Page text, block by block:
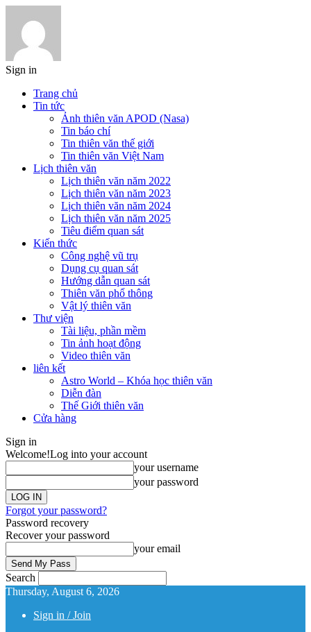
Sign in
Trang chủ
Tin tức
Ảnh thiên văn APOD (Nasa)
Tin báo chí
Tin thiên văn thế giới
Tin thiên văn Việt Nam
Lịch thiên văn
Lịch thiên văn năm 2022
Lịch thiên văn năm 2023
Lịch thiên văn năm 2024
Lịch thiên văn năm 2025
Tiêu điểm quan sát
Kiến thức
Công nghệ vũ trụ
Dụng cụ quan sát
Hướng dẫn quan sát
Thiên văn phổ thông
Vật lý thiên văn
Thư viện
Tài liệu, phần mềm
Tin ảnh hoạt động
Video thiên văn
liên kết
Astro World – Khóa học thiên văn
Diễn đàn
Thế Giới thiên văn
Cửa hàng
Sign in
Welcome!Log into your account
your username
your password
Forgot your password?
Password recovery
Recover your password
your email
Search
Thursday, August 6, 2026
Sign in / Join